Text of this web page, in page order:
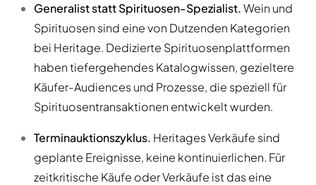
Generalist statt Spirituosen-Spezialist.Wein und
Spirituosen sind eine von Dutzenden Kategorien
bei Heritage. Dedizierte Spirituosenplattformen
haben tiefergehendes Katalogwissen, gezieltere
Käufer-Audiences und Prozesse, die speziell für
Spirituosentransaktionen entwickelt wurden.
Terminauktionszyklus. Heritages Verkäufe sind
geplante Ereignisse, keine kontinuierlichen. Für
zeitkritische Käufe oder Verkäufe ist das eine